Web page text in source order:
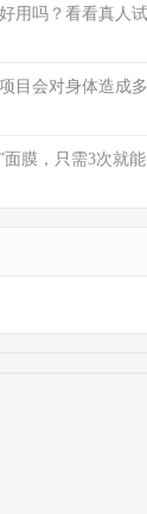
用吗？看看真人试
目会对身体造成
面膜，只需3次就